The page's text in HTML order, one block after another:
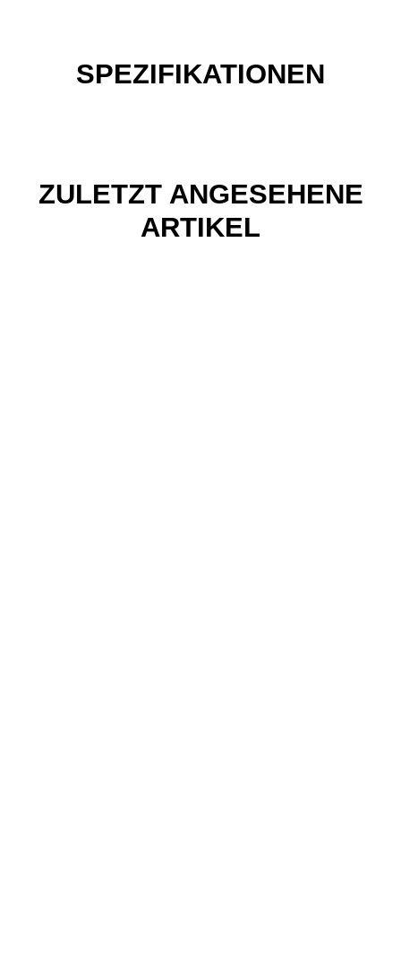
SPEZIFIKATIONEN
ZULETZT ANGESEHENE
ARTIKEL